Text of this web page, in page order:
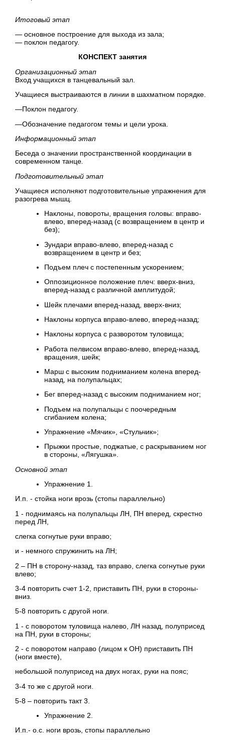
Итоговый этап
— основное построение для выхода из зала;
— поклон педагогу.
КОНСПЕКТ занятия
Организационный этап
Вход учащихся в танцевальный зал.
Учащиеся выстраиваются в линии в шахматном порядке.
—Поклон педагогу.
—Обозначение педагогом темы и цели урока.
Информационный этап
Беседа о значении пространственной координации в
современном танце.
Подготовительный этап
Учащиеся исполняют подготовительные упражнения для
разогрева мышц.
Наклоны, повороты, вращения головы: вправо-
влево, вперед-назад (с возвращением в центр и
без);
Зундари вправо-влево, вперед-назад с
возвращением в центр и без;
Подъем плеч с постепенным ускорением;
Оппозиционное положение плеч: вверх-вниз,
вперед-назад с различной амплитудой;
Шейк плечами вперед-назад, вверх-вниз;
Наклоны корпуса вправо-влево, вперед-назад;
Наклоны корпуса с разворотом туловища;
Работа пелвисом вправо-влево, вперед-назад,
вращения, шейк;
Марш с высоким подниманием колена вперед-
назад, на полупальцах;
Бег вперед-назад с высоким подниманием ног;
Подъем на полупальцы с поочередным
сгибанием колена;
Упражнение «Мячик», «Стульчик»;
Прыжки простые, поджатые, с раскрыванием ног
в стороны, «Лягушка».
Основной этап
Упражнение 1.
И.п. - стойка ноги врозь (стопы параллельно)
1 - поднимаясь на полупальцы ЛН, ПН вперед, скрестно
перед ЛН,
слегка согнутые руки вправо;
и - немного спружинить на ЛН;
2 – ПН в сторону-назад, таз вправо, слегка согнутые руки
влево;
3-4 повторить счет 1-2, приставить ПН, руки в стороны-
вниз.
5-8 повторить с другой ноги.
1 - с поворотом туловища налево, ЛН назад, полуприсед
на ПН, руки в стороны;
2 - с поворотом направо (лицом к ОН) приставить ПН
(ноги вместе),
небольшой полуприсед на двух ногах, руки на пояс;
3-4 то же с другой ноги.
5-8 – повторить такт 3.
Упражнение 2.
И.п.- о.с. ноги врозь, стопы параллельно